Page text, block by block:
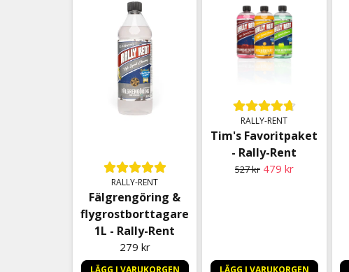
RALLY-RENT
Fälgrengöring &
flygrostborttagare
1L - Rally-Rent
279 kr
LÄGG I VARUKORGEN
RALLY-RENT
Tim's Favoritpaket
- Rally-Rent
527 kr 479 kr
LÄGG I VARUKORGEN